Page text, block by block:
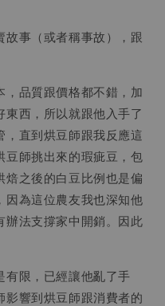
故事（或者稱事故），跟
，品質跟價格都不錯，加
東西，所以就跟他入手了
，直到烘豆師跟我反應這
豆師挑出來的瑕疵豆，包
焙之後的白豆比例也是偏
因為這位農友我也深知他
辦法支撐家中開銷。因此
有限，已經讓他亂了手
影響到烘豆師跟消費者的